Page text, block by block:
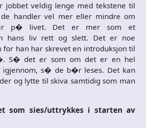
jobbet veldig lenge med tekstene til
handler vel mer eller mindre om
p� livet. Det er mer som et
hans liv rett og slett. Det er noe
for han har skrevet en introduksjon til
S� det er som om det er en hel
s� de b�r leses. Det kan
og lytte til skiva samtidig som man
som sies/uttrykkes i starten av